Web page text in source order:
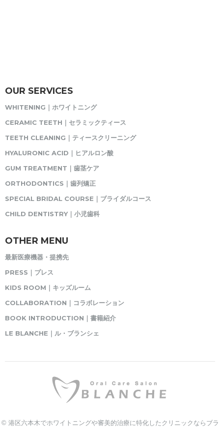
OUR SERVICES
WHITENING｜ホワイトニング
CERAMIC TEETH｜セラミックティース
TEETH CLEANING｜ティースクリーニング
HYALURONIC ACID｜ヒアルロン酸
GUM TREATMENT｜歯茎ケア
ORTHODONTICS｜歯列矯正
SPECIAL BRIDAL COURSE｜ブライダルコース
CHILD DENTISTRY｜小児歯科
OTHER MENU
最新医療機器・提携先
PRESS｜プレス
KIDS ROOM｜キッズルーム
COLLABORATION｜コラボレーション
BOOK INTRODUCTION｜書籍紹介
LE BLANCHE｜ル・ブランシェ
© 港区六本木でホワイトニングや審美的治療に特化したクリニックならブラ